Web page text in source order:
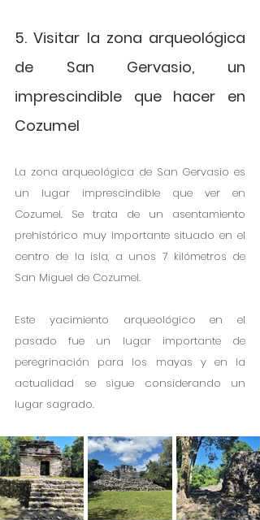
5. Visitar la zona arqueológica
de San Gervasio, un
imprescindible que hacer en
Cozumel
La zona arqueológica de San Gervasio es
un lugar imprescindible que ver en
Cozumel. Se trata de un asentamiento
prehistórico muy importante situado en el
centro de la isla, a unos 7 kilómetros de
San Miguel de Cozumel.
Este yacimiento arqueológico en el
pasado fue un lugar importante de
peregrinación para los mayas y en la
actualidad se sigue considerando un
lugar sagrado.